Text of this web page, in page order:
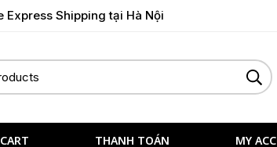
Express Shipping tại Hà Nội
CART THANH TOÁN MY